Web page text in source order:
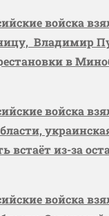
войска
Владимир
в
войска
встаёт из-за
войска